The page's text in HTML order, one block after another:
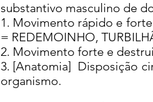
substantivo masculino de
1. Movimento rápido e
= REDEMOINHO,
2. Movimento forte e
3. [Anatomia] Disposição
organismo.